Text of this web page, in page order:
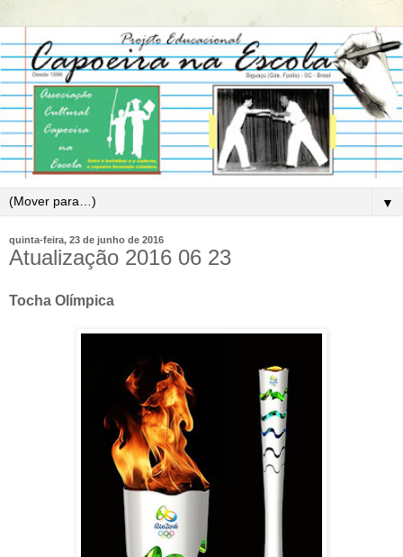
▼
quinta-feira, 23 de junho de 2016
Atualização 2016 06 23
Tocha Olímpica